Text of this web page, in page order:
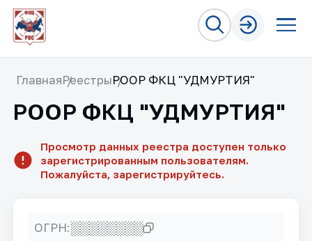
ГлавнаяРеестрыРООР ФКЦ "УДМУРТИЯ"
РООР ФКЦ "УДМУРТИЯ"
Просмотр данных реестра доступен только
зарегистрированным пользователям.
Пожалуйста, зарегистрируйтесь.
ОГРН:░░░░░░░░